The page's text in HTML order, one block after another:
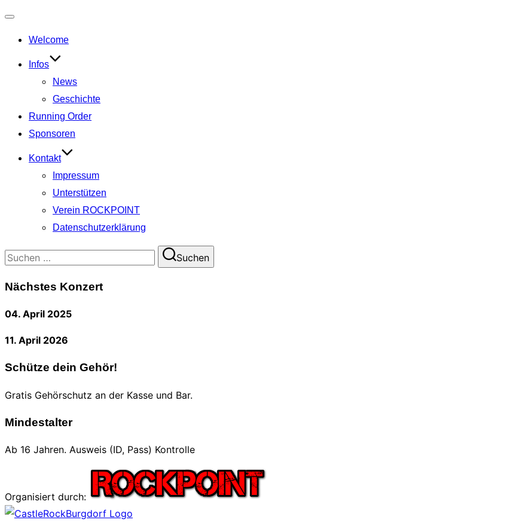
umschalten
Welcome
Infos
News
Geschichte
Running Order
Sponsoren
Kontakt
Impressum
Unterstützen
Verein ROCKPOINT
Datenschutzerklärung
Suchen
Suchen
Nächstes Konzert
04. April 2025
11. April 2026
Schütze dein Gehör!
Gratis Gehörschutz an der Kasse und Bar.
Mindestalter
Ab 16 Jahren. Ausweis (ID, Pass) Kontrolle
Organisiert durch:
Zum